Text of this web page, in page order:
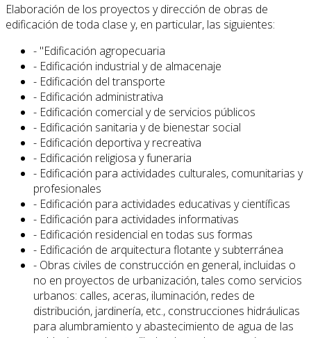
Elaboración de los proyectos y dirección de obras de
edificación de toda clase y, en particular, las siguientes:
- "Edificación agropecuaria
- Edificación industrial y de almacenaje
- Edificación del transporte
- Edificación administrativa
- Edificación comercial y de servicios públicos
- Edificación sanitaria y de bienestar social
- Edificación deportiva y recreativa
- Edificación religiosa y funeraria
- Edificación para actividades culturales, comunitarias y
profesionales
- Edificación para actividades educativas y científicas
- Edificación para actividades informativas
- Edificación residencial en todas sus formas
- Edificación de arquitectura flotante y subterránea
- Obras civiles de construcción en general, incluidas o
no en proyectos de urbanización, tales como servicios
urbanos: calles, aceras, iluminación, redes de
distribución, jardinería, etc., construcciones hidráulicas
para alumbramiento y abastecimiento de agua de las